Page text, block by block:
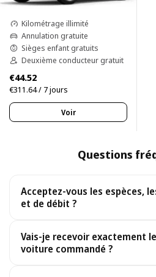
Kilométrage illimité
Annulation gratuite
Sièges enfant gratuits
Deuxième conducteur gratuit
€44.52
€311.64 / 7 jours
Voir
Questions
Acceptez-vous les espèces,
et de débit ?
principales cartes de crédit et
Vais-je recevoir exactement
voiture commandé ?